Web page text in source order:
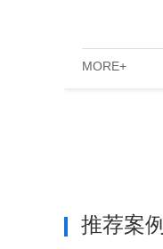
MORE+
推荐案例